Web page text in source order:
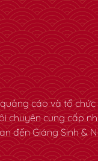
cáo và tổ chức
chuyên cung cấp
đến Giáng Sinh &